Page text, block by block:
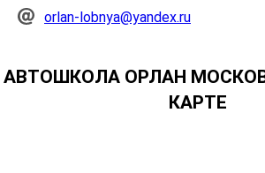
orlan-lobnya@yandex.ru
АВТОШКОЛА ОРЛАН
КАРТЕ